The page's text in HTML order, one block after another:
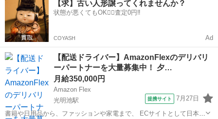
す。 色とりどりのめだかに 癒されてみませんか？ 受け渡し場所は 光
明池周辺のコンビニを ...
【求】古い人形譲ってくれませんか？
状態が悪くてもOK🙆‍♀️査定0円‼️
COYASH Ad
【配送ドライバー】AmazonFlexのデリバリ
ーパートナーを大量募集中！ 夕…
月給350,000円
Amazon Flex
光明池駅
提携サイト 7月27日
書籍や日用品から、ファッションや家電まで、 ECサイトとして日本最